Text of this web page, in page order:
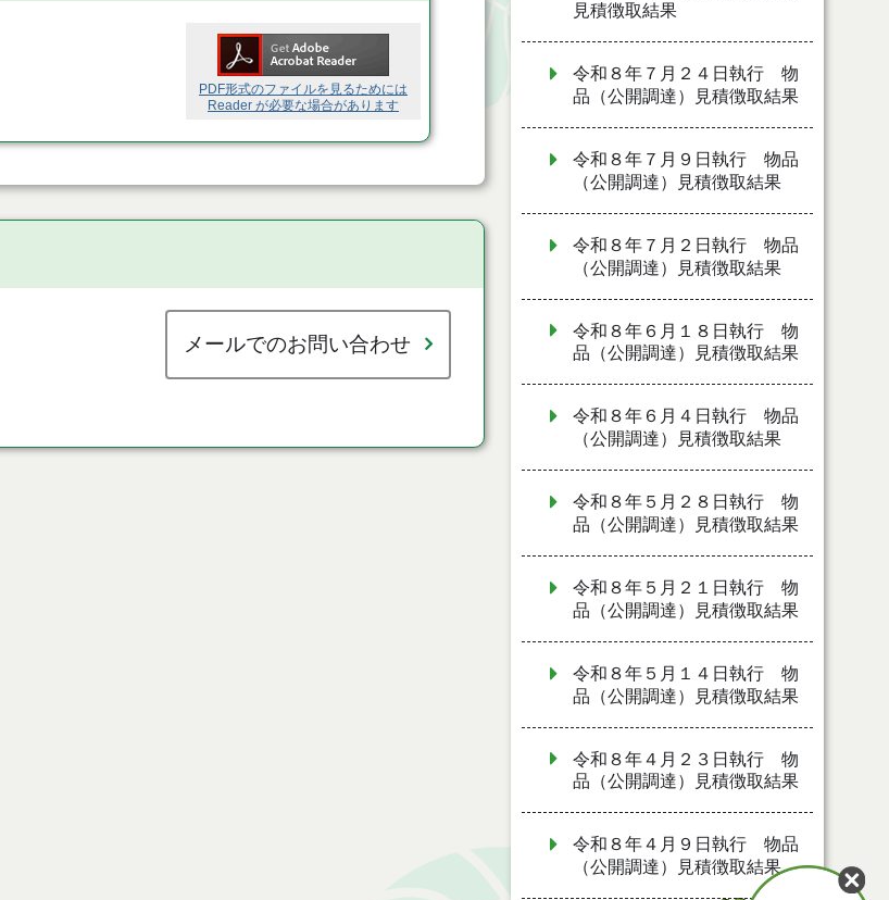
PDF形式のファイルを見るためには
Reader が必要な場合があります
メールでのお問い合わせ
見積徴取結果
令和８年７月２４日執行 物
品（公開調達）見積徴取結果
令和８年７月９日執行 物品
（公開調達）見積徴取結果
令和８年７月２日執行 物品
（公開調達）見積徴取結果
令和８年６月１８日執行 物
品（公開調達）見積徴取結果
令和８年６月４日執行 物品
（公開調達）見積徴取結果
令和８年５月２８日執行 物
品（公開調達）見積徴取結果
令和８年５月２１日執行 物
品（公開調達）見積徴取結果
令和８年５月１４日執行 物
品（公開調達）見積徴取結果
令和８年４月２３日執行 物
品（公開調達）見積徴取結果
令和８年４月９日執行 物品
（公開調達）見積徴取結果